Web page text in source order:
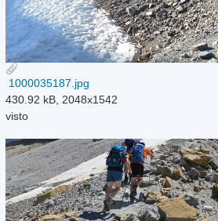
1000035187.jpg
430.92 kB, 2048x1542
visto